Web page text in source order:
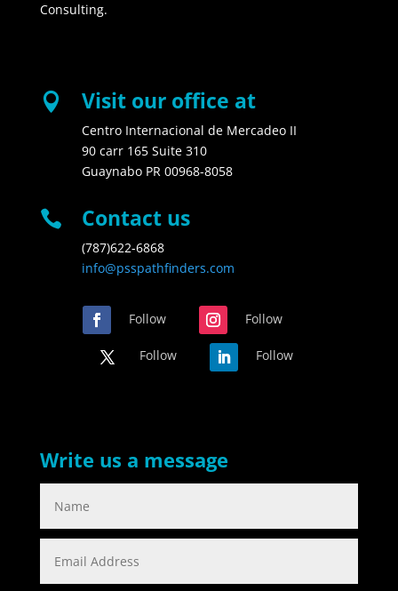
Consulting.
 Visit our office at
Centro Internacional de Mercadeo II
90 carr 165 Suite 310
Guaynabo PR 00968-8058
 Contact us
(787)622-6868
info@psspathfinders.com
Follow Follow
Follow Follow
Write us a message